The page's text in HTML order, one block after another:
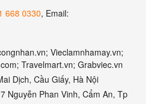
668 0330, Email:
Vieclamnhamay.vn;
Travelmart.vn; Grabviec.vn
Dịch, Cầu Giấy, Hà Nội
Nguyễn Phan Vinh, Cẩm An, Tp